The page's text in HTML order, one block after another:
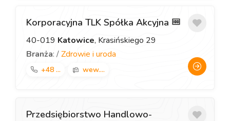
Korporacyjna TLK Spółka Akcyjna
40-019 Katowice, Krasińskiego 29
Branża: /Zdrowie i uroda
+48 ... wew....
Przedsiębiorstwo Handlowo-